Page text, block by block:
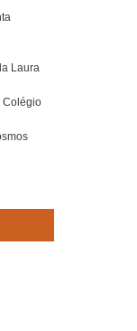
Laura
Colégio